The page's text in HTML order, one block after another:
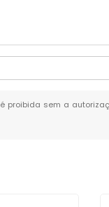
proibida sem a